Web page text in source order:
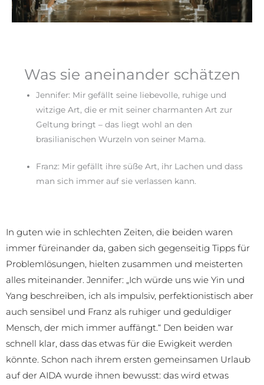
Was sie aneinander schätzen
Jennifer: Mir gefällt seine liebevolle, ruhige und
witzige Art, die er mit seiner charmanten Art zur
Geltung bringt – das liegt wohl an den
brasilianischen Wurzeln von seiner Mama.
Franz: Mir gefällt ihre süße Art, ihr Lachen und dass
man sich immer auf sie verlassen kann.
In guten wie in schlechten Zeiten, die beiden waren
immer füreinander da, gaben sich gegenseitig Tipps für
Problemlösungen, hielten zusammen und meisterten
alles miteinander. Jennifer: „Ich würde uns wie Yin und
Yang beschreiben, ich als impulsiv, perfektionistisch aber
auch sensibel und Franz als ruhiger und geduldiger
Mensch, der mich immer auffängt.“ Den beiden war
schnell klar, dass das etwas für die Ewigkeit werden
könnte. Schon nach ihrem ersten gemeinsamen Urlaub
auf der AIDA wurde ihnen bewusst: das wird etwas